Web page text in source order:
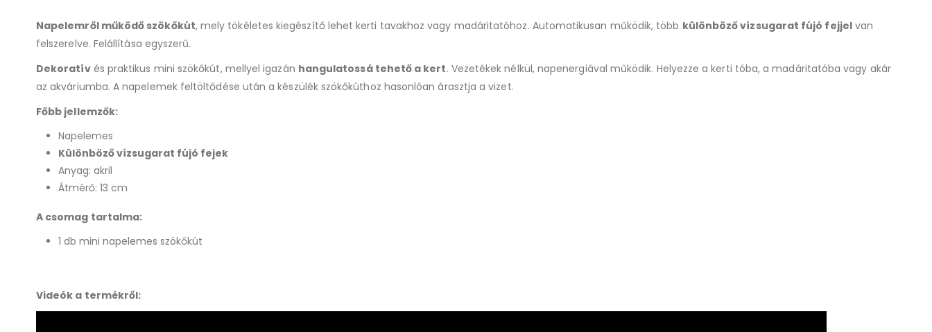
Napelemről működő szökőkút, mely tökéletes kiegészítő lehet kerti tavakhoz vagy madáritatóhoz. Automatikusan működik, több különböző vízsugarat fújó fejjelvan
felszerelve. Felállítása egyszerű.
Dekoratívés praktikus mini szökőkút, mellyel igazán hangulatossá tehető a kert. Vezetékek nélkül, napenergiával működik. Helyezze a kerti tóba, a madáritatóba vagy akár
az akváriumba. A napelemek feltöltődése után a készülék szökőkúthoz hasonlóan árasztja a vizet.
Főbb jellemzők:
Napelemes
Különböző vízsugarat fújó fejek
Anyag: akril
Átmérő: 13 cm
A csomag tartalma:
1 db mini napelemes szökőkút
Videók a termékről: